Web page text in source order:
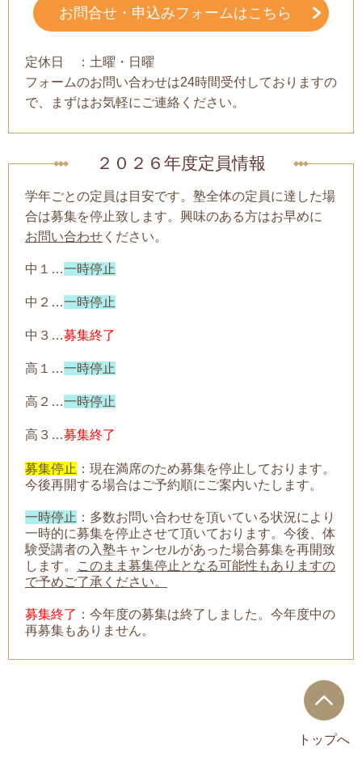
お問合せ・申込みフォームはこちら
定休日 ：土曜・日曜
フォームのお問い合わせは24時間受付しておりますの
で、まずはお気軽にご連絡ください。
２０２６年度定員情報
学年ごとの定員は目安です。塾全体の定員に達した場
合は募集を停止致します。興味のある方はお早めに
お問い合わせ ください。
中１…一時停止
中２…一時停止
中３…募集終了
高１…一時停止
高２…一時停止
高３…募集終了
募集停止 ：現在満席のため募集を停止しております。
今後再開する場合はご予約順にご案内いたします。
一時停止 ： 多数お問い合わせを頂いている状況により
一時的に募集を停止させて頂いております。今後、体
験受講者の入塾キャンセルがあった場合募集を再開致
します。
このまま募集停止となる可能性もありますの
で予めご了承ください。
募集終了 ：今年度の募集は終了しました。今年度中の
再募集もありません。
トップへ